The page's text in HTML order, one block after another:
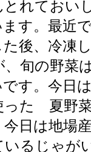
れておい
ます。最近
後、冷凍
旬の野菜
す。今日
った 夏野
今日は地場
いるじゃが